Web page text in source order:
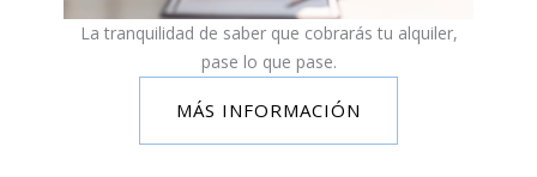
La tranquilidad de saber que cobrarás tu alquiler,
pase lo que pase.
MÁS INFORMACIÓN